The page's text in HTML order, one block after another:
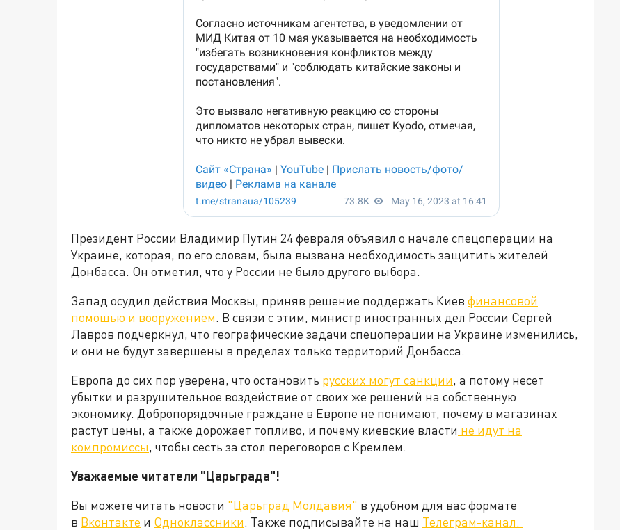
Президент России Владимир Путин 24 февраля объявил о начале спецоперации на
Украине, которая, по его словам, была вызвана необходимость защитить жителей
Донбасса. Он отметил, что у России не было другого выбора.
Запад осудил действия Москвы, приняв решение поддержать Киев финансовой
помощью и вооружением. В связи с этим, министр иностранных дел России Сергей
Лавров подчеркнул, что географические задачи спецоперации на Украине изменились,
и они не будут завершены в пределах только территорий Донбасса.
Европа до сих пор уверена, что остановить русских могут санкции, а потому несет
убытки и разрушительное воздействие от своих же решений на собственную
экономику. Добропорядочные граждане в Европе не понимают, почему в магазинах
растут цены, а также дорожает топливо, и почему киевские власти не идут на
компромиссы, чтобы сесть за стол переговоров с Кремлем.
Уважаемые читатели "Царьграда"!
Вы можете читать новости "Царьград Молдавия" в удобном для вас формате
в Вконтакте и Одноклассники. Также подписывайте на наш Телеграм-канал.